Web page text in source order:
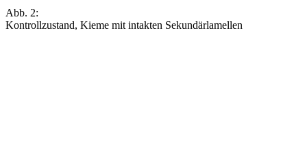
Abb. 2:
Kontrollzustand, Kieme mit intakten Sekundärlamellen